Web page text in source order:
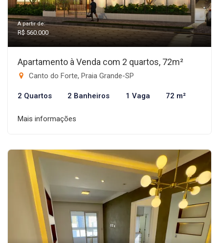
A partir de:
R$ 560.000
Apartamento à Venda com 2 quartos, 72m²
Canto do Forte, Praia Grande-SP
2 Quartos 2 Banheiros 1 Vaga 72 m²
Mais informações